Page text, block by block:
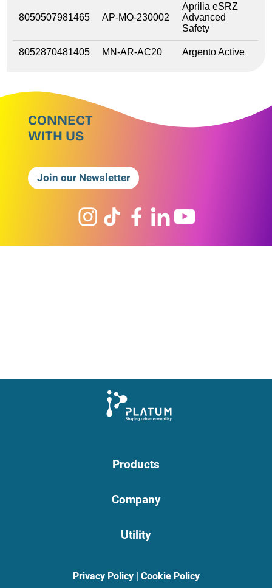
8050507981465 AP-MO-230002
Aprilia eSRZ
Advanced
Safety
8052870481405 MN-AR-AC20 Argento Active
CONNECT
WITH US
Join our Newsletter
Products
Company
Utility
Privacy Policy| Cookie Policy